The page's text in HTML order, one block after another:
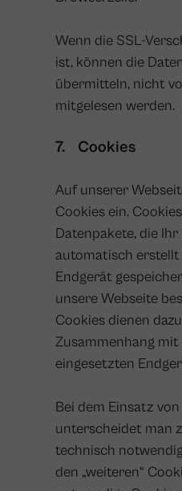
Wenn die SSL-
ist, können die
übermitteln, nicht
mitgelesen werden.
7. Cookies
Auf unserer
Cookies ein.
Datenpakete, die
automatisch
Endgerät
unsere Webseite
Cookies dienen
Zusammenhang mit
eingesetzten
Bei dem Einsatz
unterscheidet man
technisch
den „weiteren“